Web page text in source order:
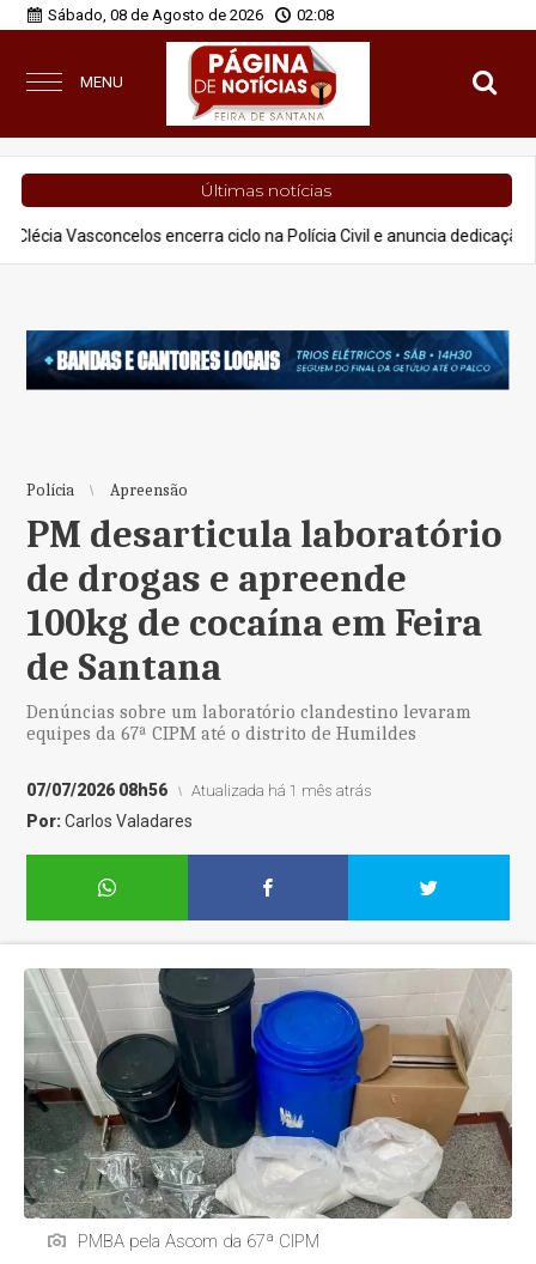
Sábado, 08 de Agosto de 2026 02:08
MENU
Últimas notícias
encerra ciclo na Polícia Civil e anuncia dedicação à
Polícia Apreensão
PM desarticula laboratório
de drogas e apreende
100kg de cocaína em Feira
de Santana
Denúncias sobre um laboratório clandestino levaram
equipes da 67ª CIPM até o distrito de Humildes
07/07/2026 08h56 Atualizada há 1 mês atrás
Por:Carlos Valadares
PMBA pela Ascom da 67ª CIPM